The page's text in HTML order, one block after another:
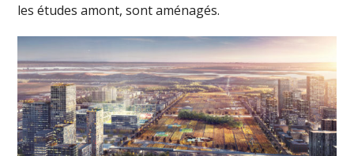
les études amont, sont aménagés.